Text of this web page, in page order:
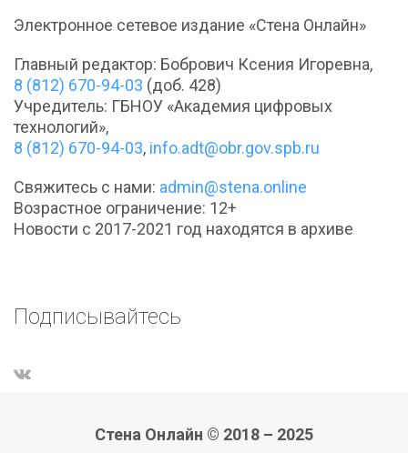
Электронное сетевое издание «Стена Онлайн»
Главный редактор: Бобрович Ксения Игоревна,
8 (812) 670-94-03 (доб. 428)
Учредитель: ГБНОУ «Академия цифровых
технологий»,
8 (812) 670-94-03, info.adt@obr.gov.spb.ru
Свяжитесь с нами: admin@stena.online
Возрастное ограничение: 12+
Новости с 2017-2021 год находятся в архиве
Подписывайтесь
Стена Онлайн © 2018 – 2025